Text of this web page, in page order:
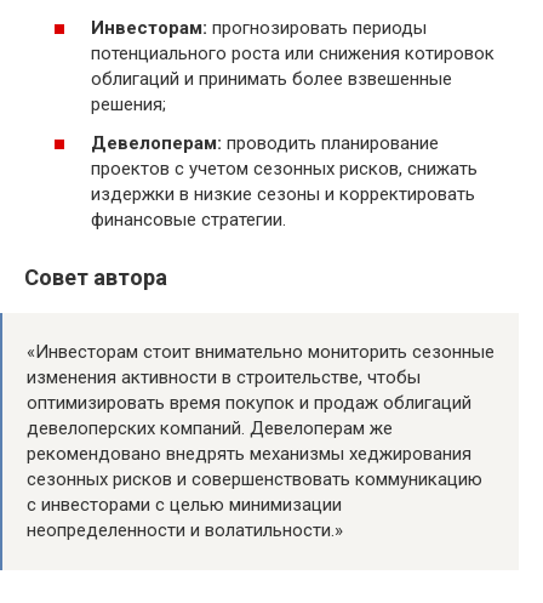
Инвесторам: прогнозировать периоды
потенциального роста или снижения котировок
облигаций и принимать более взвешенные
решения;
Девелоперам: проводить планирование
проектов с учетом сезонных рисков, снижать
издержки в низкие сезоны и корректировать
финансовые стратегии.
Совет автора
«Инвесторам стоит внимательно мониторить сезонные
изменения активности в строительстве, чтобы
оптимизировать время покупок и продаж облигаций
девелоперских компаний. Девелоперам же
рекомендовано внедрять механизмы хеджирования
сезонных рисков и совершенствовать коммуникацию
с инвесторами с целью минимизации
неопределенности и волатильности.»